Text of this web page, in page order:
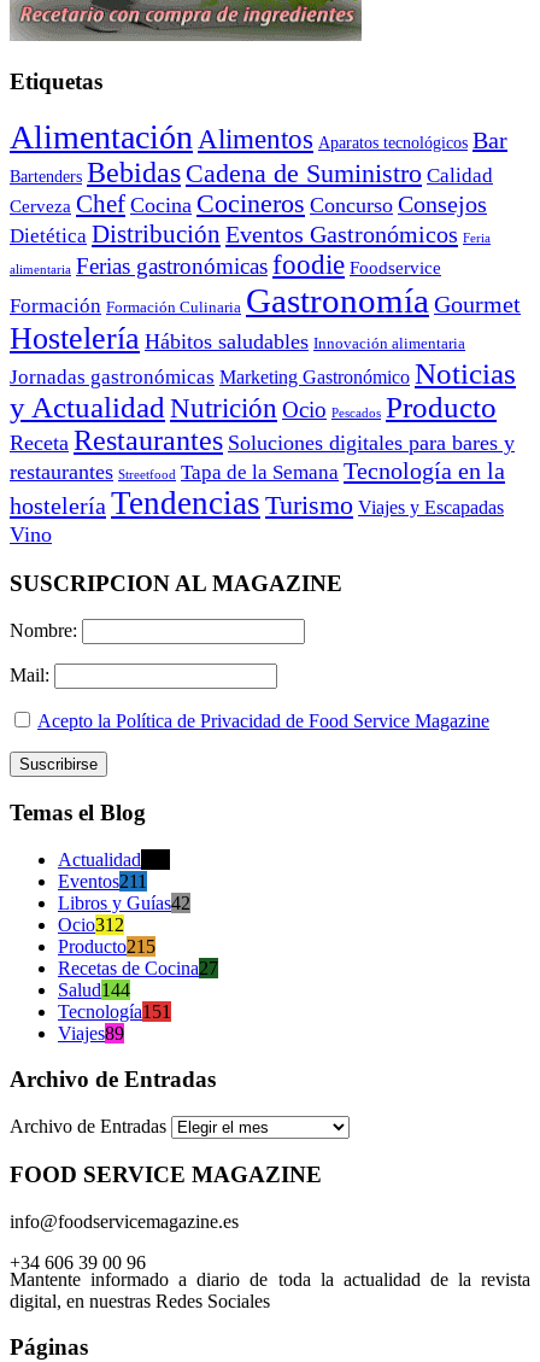
Etiquetas
Alimentación Alimentos Aparatos tecnológicos Bar
Bartenders Bebidas Cadena de Suministro Calidad
Cerveza Chef Cocina Cocineros Concurso Consejos
Dietética Distribución Eventos Gastronómicos Feria
alimentaria Ferias gastronómicasfoodie Foodservice
Formación Formación Culinaria Gastronomía Gourmet
Hostelería Hábitos saludables Innovación alimentaria
Jornadas gastronómicas Marketing Gastronómico Noticias
y Actualidad Nutrición Ocio Pescados Producto
Receta Restaurantes Soluciones digitales para bares y
restaurantes Streetfood Tapa de la Semana Tecnología en la
hostelería Tendencias Turismo Viajes y Escapadas
Vino
SUSCRIPCION AL MAGAZINE
Nombre:
Mail:
Acepto la Política de Privacidad de Food Service Magazine
Temas el Blog
Actualidad
Eventos211
Libros y Guías42
Ocio312
Producto215
Recetas de Cocina27
Salud144
Tecnología151
Viajes89
Archivo de Entradas
Archivo de Entradas
FOOD SERVICE MAGAZINE
info@foodservicemagazine.es
+34 606 39 00 96
Mantente informado a diario de toda la actualidad de la revista
digital, en nuestras Redes Sociales
Páginas